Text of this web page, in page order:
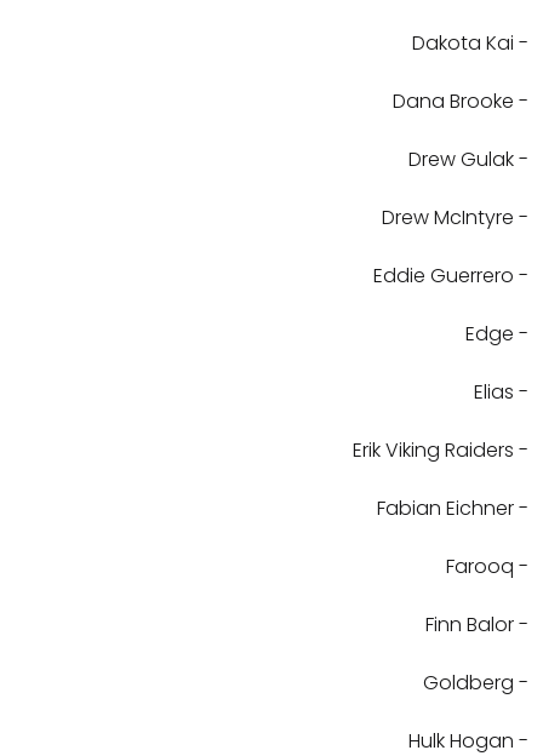
- Dakota Kai
- Dana Brooke
- Drew Gulak
- Drew McIntyre
- Eddie Guerrero
- Edge
- Elias
- Erik Viking Raiders
- Fabian Eichner
- Farooq
- Finn Balor
- Goldberg
- Hulk Hogan